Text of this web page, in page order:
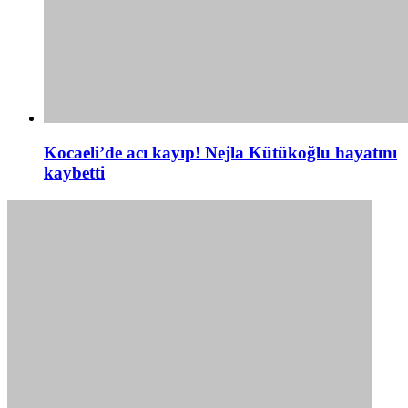
Kocaeli’de acı kayıp! Nejla Kütükoğlu hayatını
kaybetti